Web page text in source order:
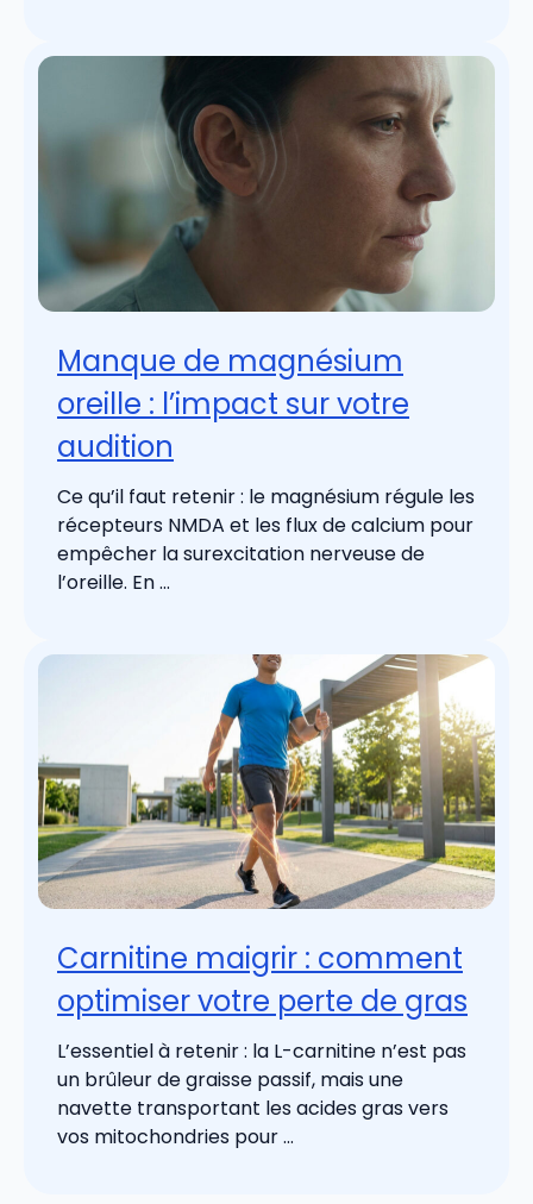
Manque de magnésium
oreille : l’impact sur votre
audition
Ce qu’il faut retenir : le magnésium régule les
récepteurs NMDA et les flux de calcium pour
empêcher la surexcitation nerveuse de
l’oreille. En ...
Carnitine maigrir : comment
optimiser votre perte de gras
L’essentiel à retenir : la L-carnitine n’est pas
un brûleur de graisse passif, mais une
navette transportant les acides gras vers
vos mitochondries pour ...